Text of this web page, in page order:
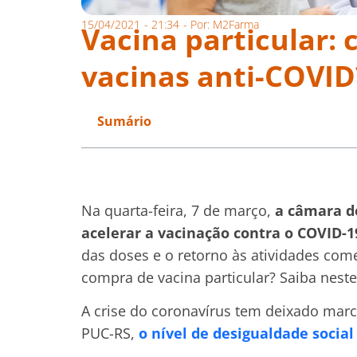
15/04/2021 - 21:34 - Por: M2Farma
Vacina particular:
vacinas anti-
Sumário
Na quarta-feira, 7 de março, a câmara
acelerar a vacinação contra o COVID-
das doses e o retorno às atividades
compra de vacina particular? Saiba
A crise do coronavírus tem deixado
PUC-RS, o nível de desigualdade